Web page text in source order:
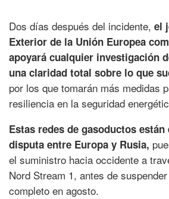
Dos días después del incidente, el
Exterior de la Unión Europea
apoyará cualquier investigación
una claridad total sobre lo que
por los que tomarán más medidas
resiliencia en la seguridad
Estas redes de gasoductos
disputa entre Europa y Rusia,
el suministro hacia occidente a
Nord Stream 1, antes de
completo en agosto.